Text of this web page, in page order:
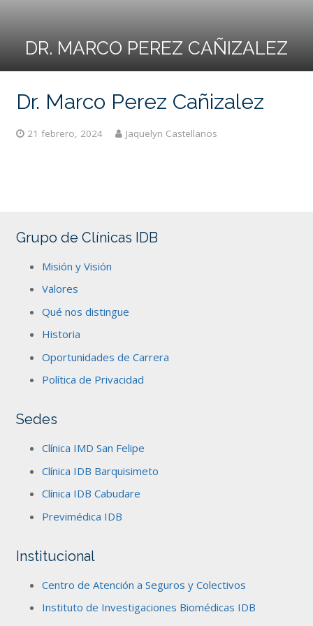
DR. MARCO PEREZ CAÑIZALEZ
Dr. Marco Perez Cañizalez
21 febrero, 2024 Jaquelyn Castellanos
Grupo de Clínicas IDB
Misión y Visión
Valores
Qué nos distingue
Historia
Oportunidades de Carrera
Política de Privacidad
Sedes
Clínica IMD San Felipe
Clínica IDB Barquisimeto
Clínica IDB Cabudare
Previmédica IDB
Institucional
Centro de Atención a Seguros y Colectivos
Instituto de Investigaciones Biomédicas IDB